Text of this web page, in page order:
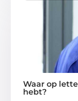
Waar op
hebt?